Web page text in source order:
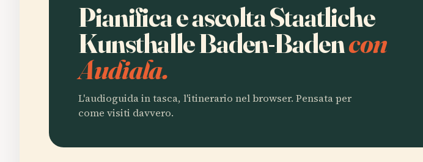
Pianifica e ascolta Staatliche
Kunsthalle Baden-Badencon
Audiala.
L'audioguida in tasca, l'itinerario nel browser. Pensata per
come visiti davvero.